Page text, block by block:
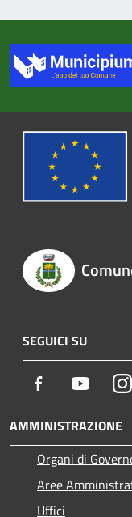
SEGUICI SU
Facebook Youtube
AMMINISTRAZIONE
Organi di
Aree
Uffici